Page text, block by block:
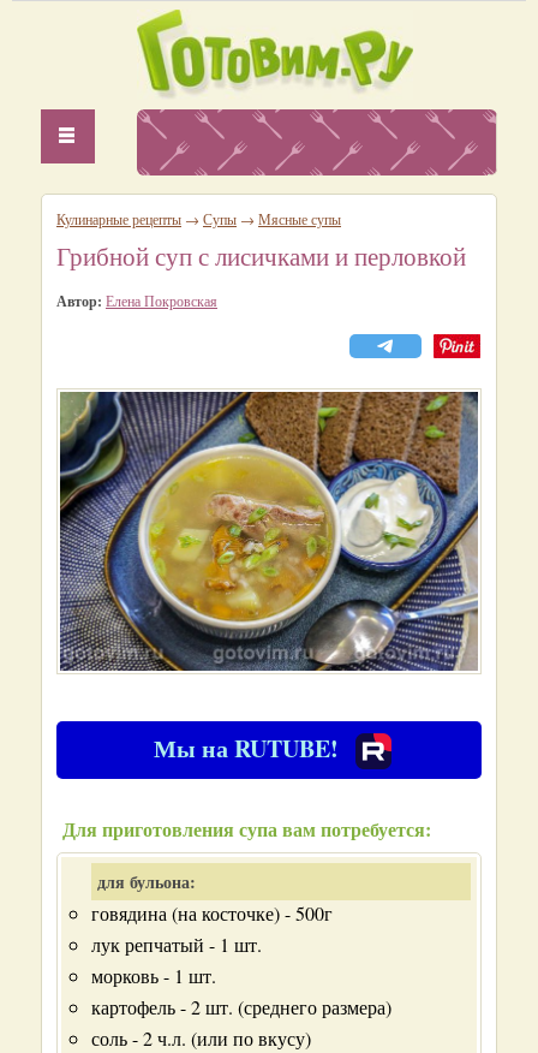
Кулинарные рецепты → Супы → Мясные супы
Грибной суп с лисичками и перловкой
Автор: Елена Покровская
Мы на RUTUBE!
Для приготовления супа вам потребуется:
для бульона:
говядина (на косточке) - 500г
лук репчатый - 1 шт.
морковь - 1 шт.
картофель - 2 шт. (среднего размера)
соль - 2 ч.л. (или по вкусу)